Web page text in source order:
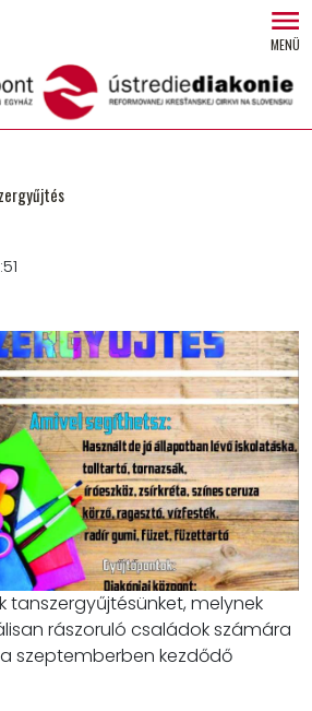
MENÜ
tanszergyűjtésünket, melynek
rászoruló családok számára
szeptemberben kezdődő